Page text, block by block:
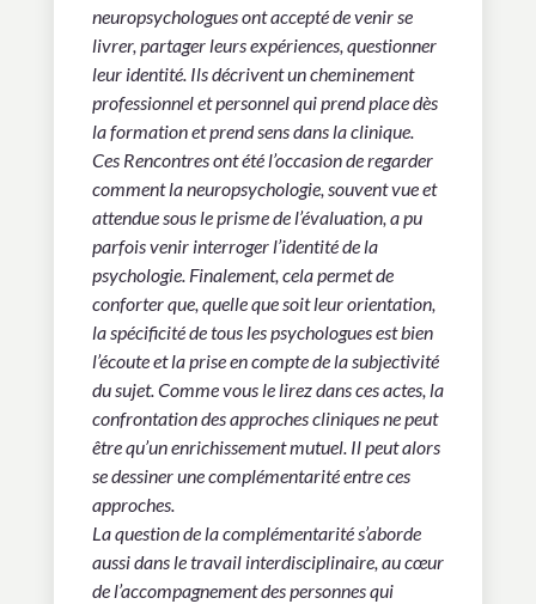
neuropsychologues ont accepté de venir se
livrer, partager leurs expériences, questionner
leur identité. Ils décrivent un cheminement
professionnel et personnel qui prend place dès
la formation et prend sens dans la clinique.
Ces Rencontres ont été l’occasion de regarder
comment la neuropsychologie, souvent vue et
attendue sous le prisme de l’évaluation, a pu
parfois venir interroger l’identité de la
psychologie. Finalement, cela permet de
conforter que, quelle que soit leur orientation,
la spécificité de tous les psychologues est bien
l’écoute et la prise en compte de la subjectivité
du sujet. Comme vous le lirez dans ces actes, la
confrontation des approches cliniques ne peut
être qu’un enrichissement mutuel. Il peut alors
se dessiner une complémentarité entre ces
approches.
La question de la complémentarité s’aborde
aussi dans le travail interdisciplinaire, au cœur
de l’accompagnement des personnes qui